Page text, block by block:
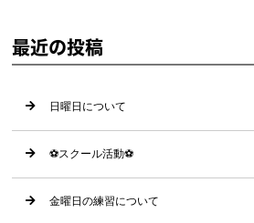
最近の投稿
日曜日について
⚽️スクール活動⚽️
金曜日の練習について